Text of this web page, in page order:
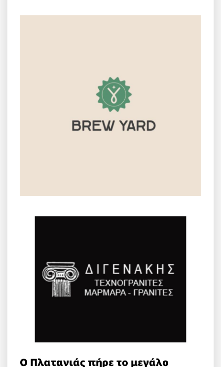
Ο Πλατανιάς πήρε το μεγάλο